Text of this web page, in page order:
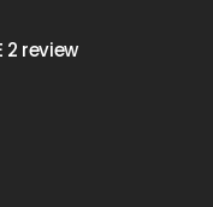
2 review